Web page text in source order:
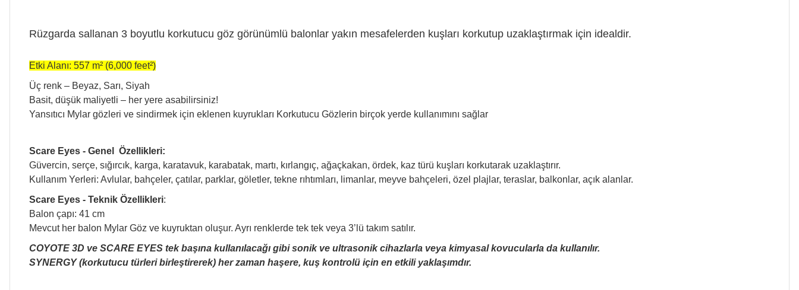
Rüzgarda sallanan 3 boyutlu korkutucu göz görünümlü balonlar yakın mesafelerden kuşları korkutup uzaklaştırmak için idealdir.
Etki Alanı: 557 m² (6,000 feet²)
Üç renk – Beyaz, Sarı, Siyah
Basit, düşük maliyetli – her yere asabilirsiniz!
Yansıtıcı Mylar gözleri ve sindirmek için eklenen kuyrukları Korkutucu Gözlerin birçok yerde kullanımını sağlar
Scare Eyes - Genel Özellikleri:
Güvercin, serçe, sığırcık, karga, karatavuk, karabatak, martı, kırlangıç, ağaçkakan, ördek, kaz türü kuşları korkutarak uzaklaştırır.
Kullanım Yerleri: Avlular, bahçeler, çatılar, parklar, göletler, tekne rıhtımları, limanlar, meyve bahçeleri, özel plajlar, teraslar, balkonlar, açık alanlar.
Scare Eyes - Teknik Özellikleri:
Balon çapı: 41 cm
Mevcut her balon Mylar Göz ve kuyruktan oluşur. Ayrı renklerde tek tek veya 3’lü takım satılır.
COYOTE 3D ve SCARE EYES tek başına kullanılacağı gibi sonik ve ultrasonik cihazlarla veya kimyasal kovucularla da kullanılır.
SYNERGY (korkutucu türleri birleştirerek) her zaman haşere, kuş kontrolü için en etkili yaklaşımdır.